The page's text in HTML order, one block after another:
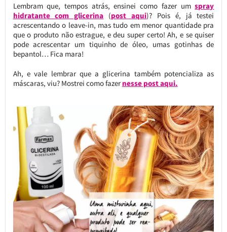
Lembram que, tempos atrás, ensinei como fazer umspray
hidratante com glicerina (post aqui)? Pois é, já testei
acrescentando o leave-in, mas tudo em menor quantidade pra
que o produto não estrague, e deu super certo! Ah, e se quiser
pode acrescentar um tiquinho de óleo, umas gotinhas de
bepantol… Fica mara!
Ah, e vale lembrar que a glicerina também potencializa as
máscaras, viu? Mostrei como fazer nesse post aqui.